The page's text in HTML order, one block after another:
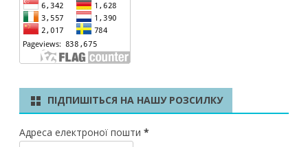
ПІДПИШІТЬСЯ НА НАШУ РОЗСИЛКУ
Адреса електроної пошти *